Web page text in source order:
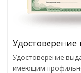
Удостоверение
имеющим